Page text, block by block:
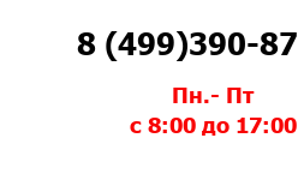
8 (499)390-
Пн.- Пт
с 8:00 до 17:00